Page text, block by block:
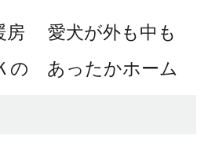
房 愛犬が外も中も
の あったかホーム